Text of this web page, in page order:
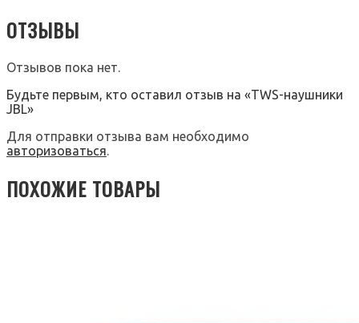
ОТЗЫВЫ
Отзывов пока нет.
Будьте первым, кто оставил отзыв на «TWS-наушники
JBL»
Для отправки отзыва вам необходимо
авторизоваться.
ПОХОЖИЕ ТОВАРЫ